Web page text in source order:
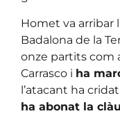
Homet va arribar
Badalona de la
onze partits com
Carrasco i ha
l’atacant ha
ha abonat la